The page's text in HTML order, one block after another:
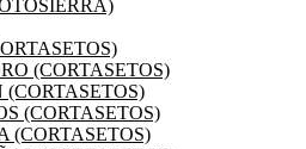
(CORTASETOS)
(CORTASETOS)
(CORTASETOS)
(CORTASETOS)